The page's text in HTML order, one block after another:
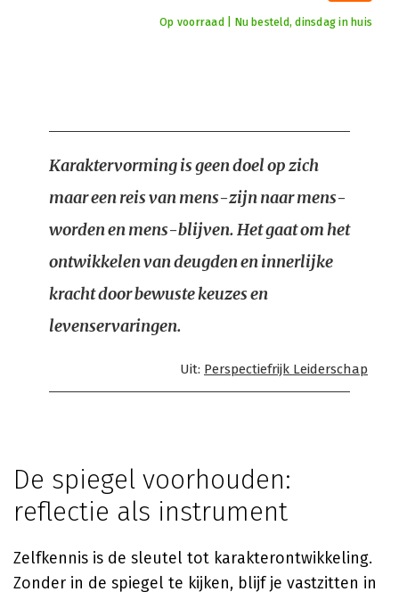
Op voorraad | Nu besteld, dinsdag in huis
Karaktervorming is geen doel op zich
maar een reis van mens-zijn naar mens-
worden en mens-blijven. Het gaat om het
ontwikkelen van deugden en innerlijke
kracht door bewuste keuzes en
levenservaringen.
Uit: Perspectiefrijk Leiderschap
De spiegel voorhouden:
reflectie als instrument
Zelfkennis is de sleutel tot karakterontwikkeling.
Zonder in de spiegel te kijken, blijf je vastzitten in